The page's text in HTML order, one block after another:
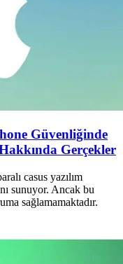
Güvenliğinde
Hakkında Gerçekler
casus yazılım
sunuyor. Ancak bu
sağlamamaktadır.